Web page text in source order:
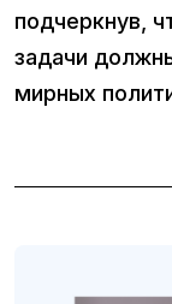
подчеркнув,
задачи
мирных